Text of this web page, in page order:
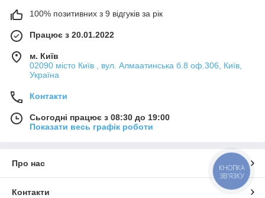
100% позитивних з 9 відгуків за рік
Працює з 20.01.2022
м. Київ
02090 місто Київ , вул. Алмаатинська б.8 оф.306, Київ,
Україна
Контакти
Сьогодні працює з 08:30 до 19:00
Показати весь графік роботи
Про нас
Контакти
КНОПКА
ЗВ'ЯЗКУ